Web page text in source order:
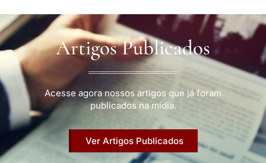
Artigos Publicados
Acesse agora nossos artigos que já foram
publicados na mídia.
Ver Artigos Publicados